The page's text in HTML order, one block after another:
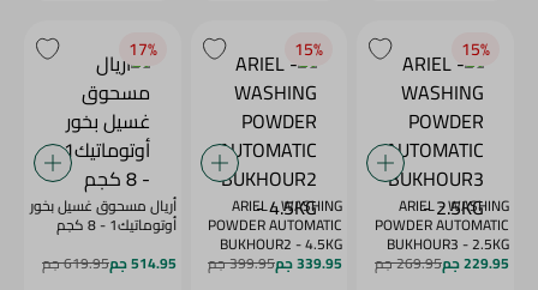
15‎%‎
ARIEL - WASHING
POWDER AUTOMATIC
BUKHOUR3 - 2.5KG
229.95 جم 269.95 جم
15‎%‎
ARIEL - WASHING
POWDER AUTOMATIC
BUKHOUR2 - 4.5KG
339.95 جم 399.95 جم
17‎%‎
أريال مسحوق غسيل بخور
أوتوماتيك1 - 8 كجم
514.95 جم
619.95 جم